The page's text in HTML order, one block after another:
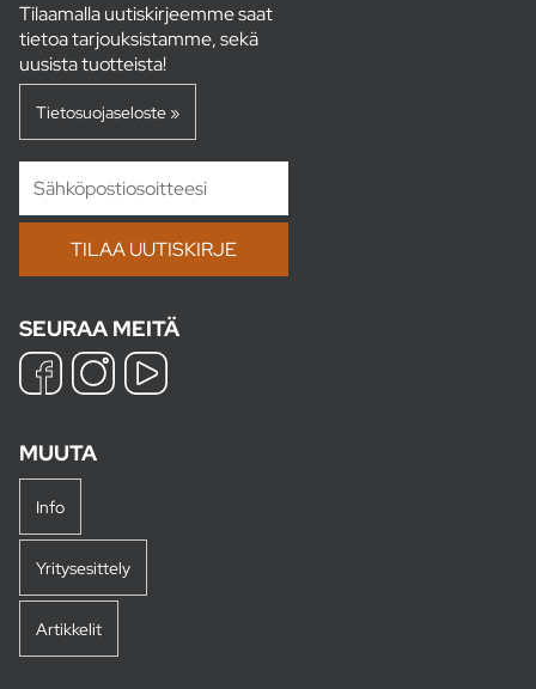
Tilaamalla uutiskirjeemme saat
tietoa tarjouksistamme, sekä
uusista tuotteista!
Tietosuojaseloste »
SEURAA MEITÄ
MUUTA
Info
Yritysesittely
Artikkelit